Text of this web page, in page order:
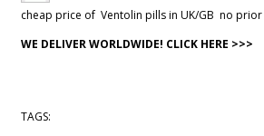
cheap price of Ventolin pills in UK/GB no
WE DELIVER WORLDWIDE! CLICK HERE >>>
TAGS: